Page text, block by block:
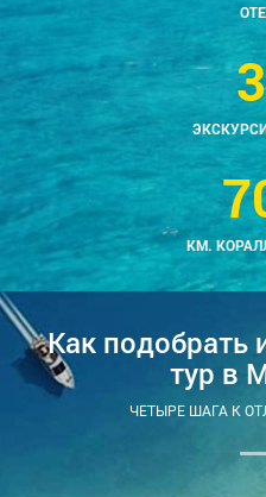
КМ.
Как подобрать
тур в
ЧЕТЫРЕ ШАГА К